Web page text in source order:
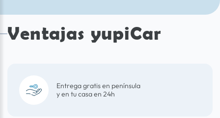
Ventajas yupiCar
Entrega gratis en península
y en tu casa en 24h